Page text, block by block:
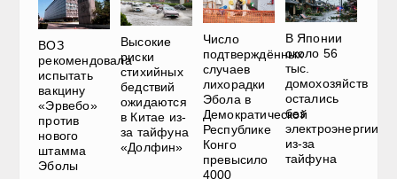
ВОЗ
рекомендовала
испытать
вакцину
«Эрвебо»
против
нового
штамма
Эболы
Высокие
риски
стихийных
бедствий
ожидаются
в Китае из-
за тайфуна
«Долфин»
Число
подтверждённых
случаев
лихорадки
Эбола в
Демократической
Республике
Конго
превысило
4000
В Японии
около 56
тыс.
домохозяйств
остались
без
электроэнергии
из-за
тайфуна